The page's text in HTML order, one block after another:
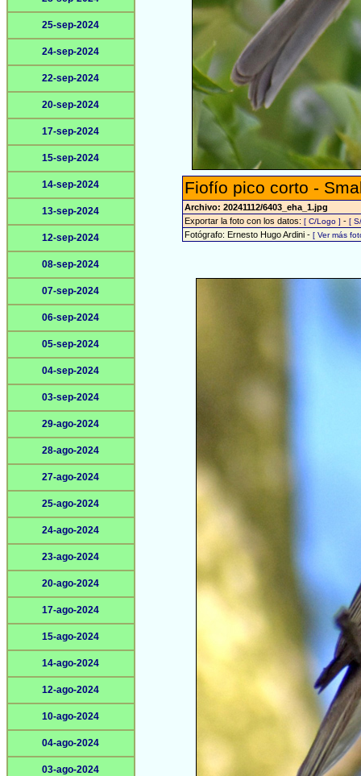
25-sep-2024
24-sep-2024
22-sep-2024
20-sep-2024
17-sep-2024
15-sep-2024
14-sep-2024
13-sep-2024
12-sep-2024
08-sep-2024
07-sep-2024
06-sep-2024
05-sep-2024
04-sep-2024
03-sep-2024
29-ago-2024
28-ago-2024
27-ago-2024
25-ago-2024
24-ago-2024
23-ago-2024
20-ago-2024
17-ago-2024
15-ago-2024
14-ago-2024
12-ago-2024
10-ago-2024
04-ago-2024
03-ago-2024
Fiofío pico corto -
Archivo: 20241112/6403_eha_1.jpg
Exportar la foto con los datos: [ C/Logo ] - [
Fotógrafo: Ernesto Hugo Ardini - [ Ver más